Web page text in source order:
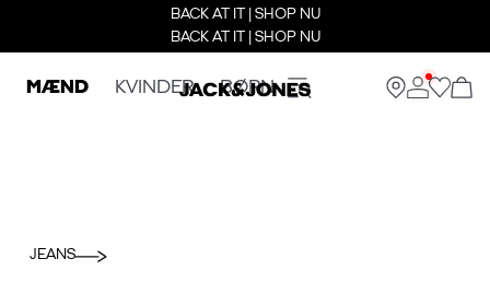
BACK AT IT | SHOP NU
BACK AT IT | SHOP NU
MÆND KVINDER BØRN
JEANS